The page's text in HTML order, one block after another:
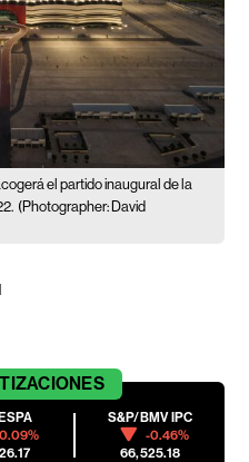
el partido inaugural de la
(Photographer: David
S&P/BMV IPC
-0.46%
66,525.18